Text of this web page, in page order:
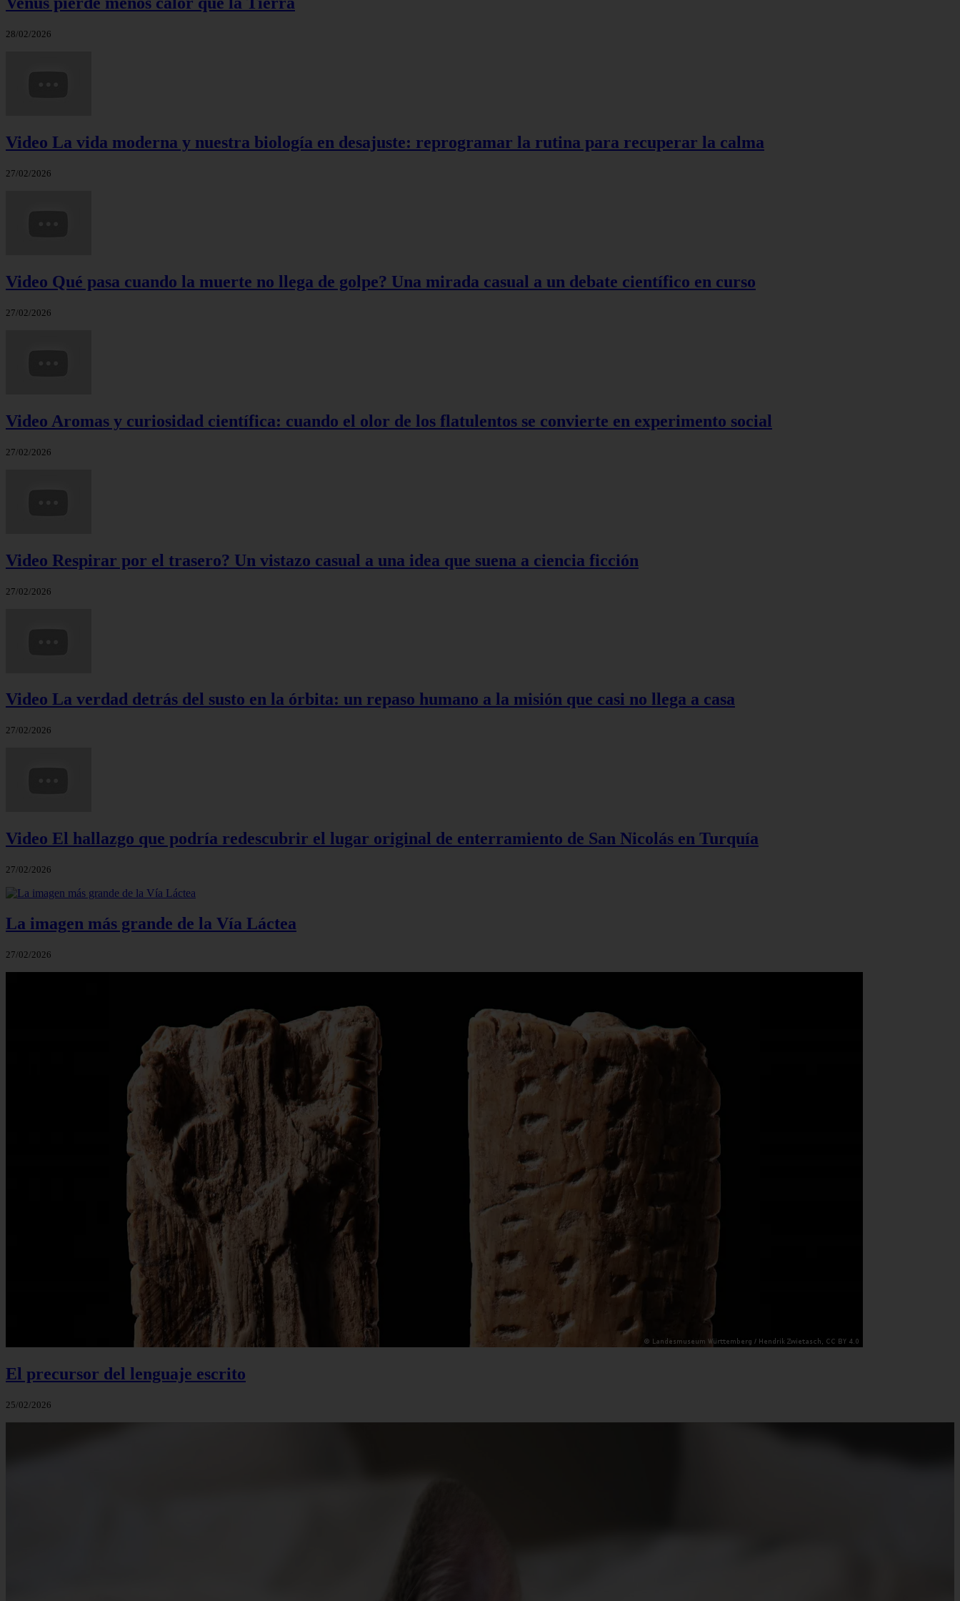
28/02/2026
Video La vida moderna y nuestra biología en desajuste: reprogramar la rutina para recuperar la calma
27/02/2026
Video Qué pasa cuando la muerte no llega de golpe? Una mirada casual a un debate científico en curso
27/02/2026
Video Aromas y curiosidad científica: cuando el olor de los flatulentos se convierte en experimento social
27/02/2026
Video Respirar por el trasero? Un vistazo casual a una idea que suena a ciencia ficción
27/02/2026
Video La verdad detrás del susto en la órbita: un repaso humano a la misión que casi no llega a casa
27/02/2026
Video El hallazgo que podría redescubrir el lugar original de enterramiento de San Nicolás en Turquía
27/02/2026
La imagen más grande de la Vía Láctea
27/02/2026
El precursor del lenguaje escrito
25/02/2026